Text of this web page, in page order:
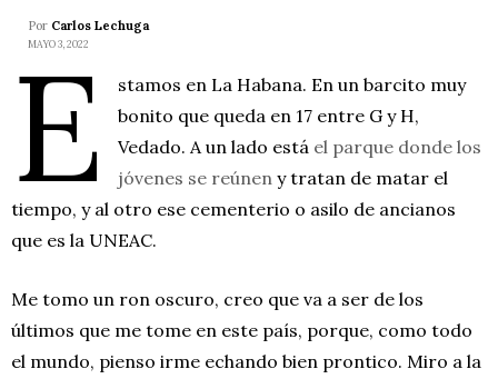
Por Carlos Lechuga
MAYO 3, 2022
E
stamos en La Habana. En un barcito muy
bonito que queda en 17 entre G y H,
Vedado. A un lado está el parque donde los
jóvenes se reúnen y tratan de matar el
tiempo, y al otro ese cementerio o asilo de ancianos
que es la UNEAC.
Me tomo un ron oscuro, creo que va a ser de los
últimos que me tome en este país, porque, como todo
el mundo, pienso irme echando bien prontico. Miro a la